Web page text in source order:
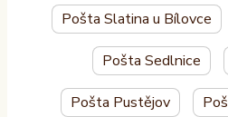
Pošta Slatina u Bílovce
Pošta Sedlnice
Pošta Pustějov